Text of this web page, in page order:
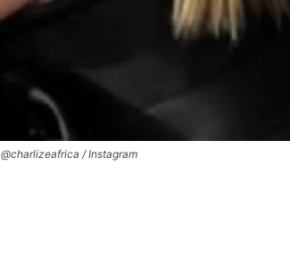
@charlizeafrica / Instagram